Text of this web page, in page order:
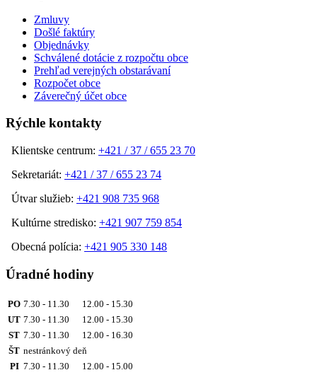
Zmluvy
Došlé faktúry
Objednávky
Schválené dotácie z rozpočtu obce
Prehľad verejných obstarávaní
Rozpočet obce
Záverečný účet obce
Rýchle kontakty
Klientske centrum: +421 / 37 / 655 23 70
Sekretariát: +421 / 37 / 655 23 74
Útvar služieb: +421 908 735 968
Kultúrne stredisko: +421 907 759 854
Obecná polícia: +421 905 330 148
Úradné hodiny
PO 7.30 - 11.30 12.00 - 15.30
UT 7.30 - 11.30 12.00 - 15.30
ST 7.30 - 11.30 12.00 - 16.30
ŠT nestránkový deň
PI 7.30 - 11.30 12.00 - 15.00